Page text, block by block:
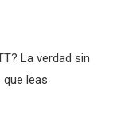
La verdad sin
leas